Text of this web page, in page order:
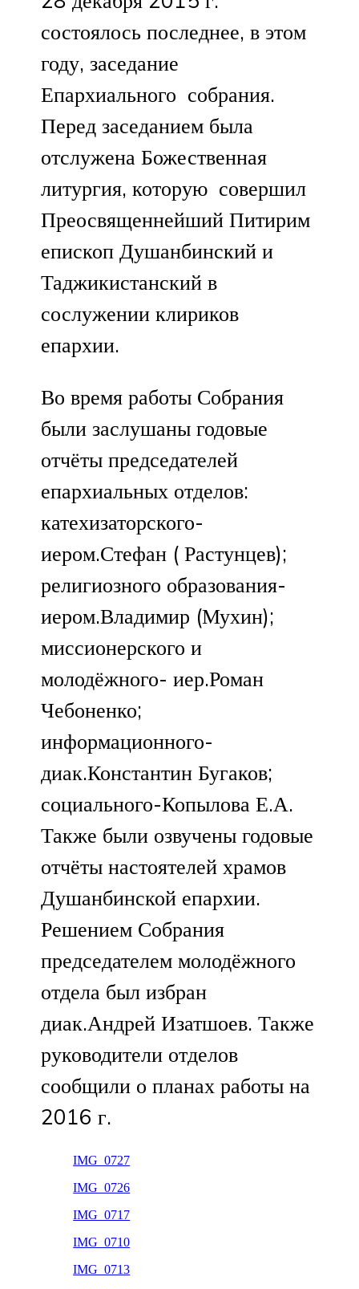
состоялось последнее, в этом
году, заседание
Епархиального собрания.
Перед заседанием была
отслужена Божественная
литургия, которую совершил
Преосвященнейший Питирим
епископ Душанбинский и
Таджикистанский в
сослужении клириков
епархии.
Во время работы Собрания
были заслушаны годовые
отчёты председателей
епархиальных отделов:
катехизаторского-
иером.Стефан ( Растунцев);
религиозного образования-
иером.Владимир (Мухин);
миссионерского и
молодёжного- иер.Роман
Чебоненко;
информационного-
диак.Константин Бугаков;
социального-Копылова Е.А.
Также были озвучены годовые
отчёты настоятелей храмов
Душанбинской епархии.
Решением Собрания
председателем молодёжного
отдела был избран
диак.Андрей Изатшоев. Также
руководители отделов
сообщили о планах работы на
2016 г.
IMG_0727
IMG_0726
IMG_0717
IMG_0710
IMG_0713